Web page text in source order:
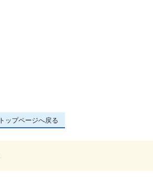
トップページへ戻る